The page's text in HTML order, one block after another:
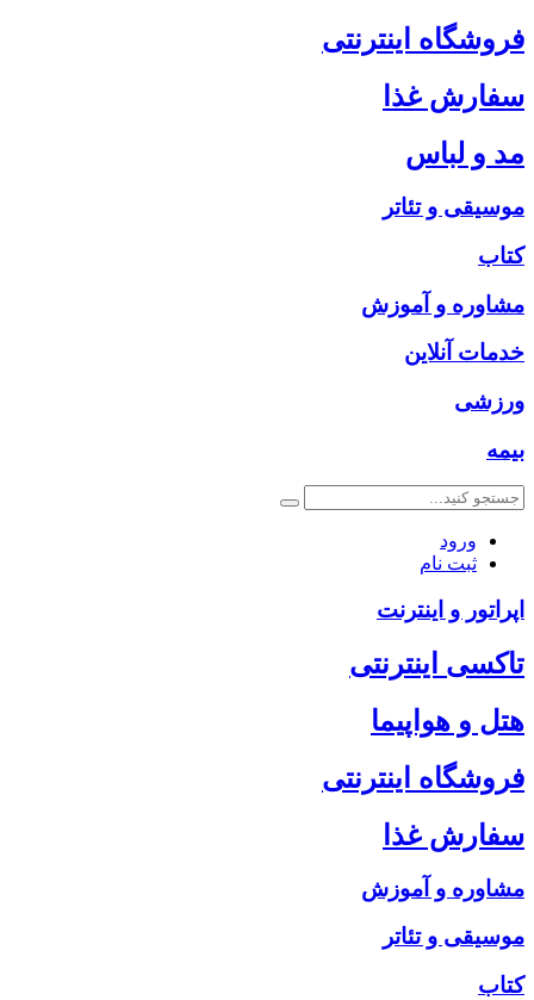
فروشگاه اینترنتی
سفارش غذا
مد و لباس
موسیقی و تئاتر
کتاب
مشاوره و آموزش
خدمات آنلاین
ورزشی
بیمه
ورود
ثبت نام
اپراتور و اینترنت
تاکسی اینترنتی
هتل و هواپیما
فروشگاه اینترنتی
سفارش غذا
مشاوره و آموزش
موسیقی و تئاتر
کتاب